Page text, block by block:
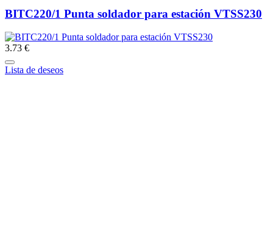
BITC220/1 Punta soldador para estación VTSS230
3.73 €
Lista de deseos